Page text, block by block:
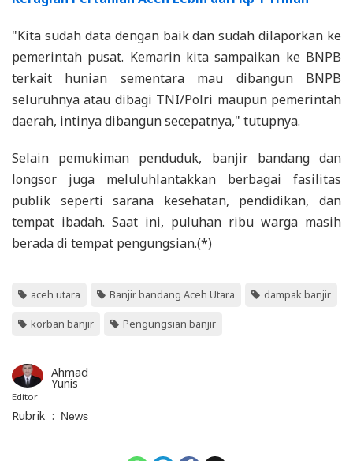
"Kita sudah data dengan baik dan sudah dilaporkan ke
pemerintah pusat. Kemarin kita sampaikan ke BNPB
terkait hunian sementara mau dibangun BNPB
seluruhnya atau dibagi TNI/Polri maupun pemerintah
daerah, intinya dibangun secepatnya," tutupnya.
Selain pemukiman penduduk, banjir bandang dan
longsor juga meluluhlantakkan berbagai fasilitas
publik seperti sarana kesehatan, pendidikan, dan
tempat ibadah. Saat ini, puluhan ribu warga masih
berada di tempat pengungsian.(*)
aceh utara Banjir bandang Aceh Utara dampak banjir
korban banjir Pengungsian banjir
Ahmad
Yunis
Editor
Rubrik : News